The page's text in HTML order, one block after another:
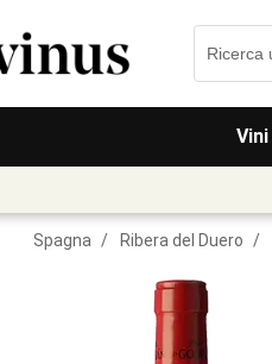
Vini
Spagna / Ribera del Duero /